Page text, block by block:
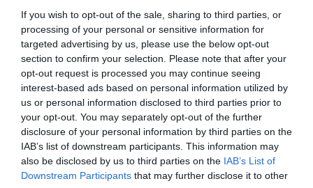
If you wish to opt-out of the sale, sharing to third parties, or
processing of your personal or sensitive information for
targeted advertising by us, please use the below opt-out
section to confirm your selection. Please note that after your
opt-out request is processed you may continue seeing
interest-based ads based on personal information utilized by
us or personal information disclosed to third parties prior to
your opt-out. You may separately opt-out of the further
disclosure of your personal information by third parties on the
IAB’s list of downstream participants. This information may
also be disclosed by us to third parties on the IAB’s List of
Downstream Participants that may further disclose it to other
ani, și-a pierdut viața în timpul programului de muncă.
Accidentul a avut loc pe 22 august la Viagrande
(Catania).Mai multe detalii AICI >>>Un muncitor
român de 25 de ani moare zdrobit de un utilaj în
Catania
Tragic accident la locul de muncă la L’Aquila.Viorel
Stupariu, un român care locuia în oraș împreună cu
familia sa, și-a pierdut viața într-un mod tragic în 22